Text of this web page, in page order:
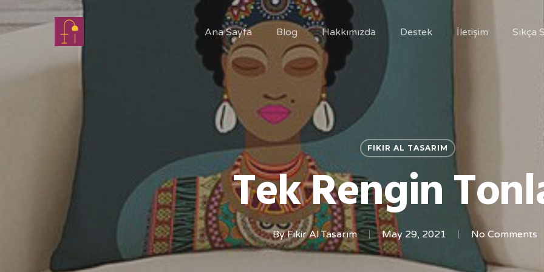
Ana Sayfa Blog Hakkımızda Destek İletişim Sıkça
FIKIR AL TASARIM
Tek Rengin
ByFikir Al Tasarım May 29, 2021 No Comments